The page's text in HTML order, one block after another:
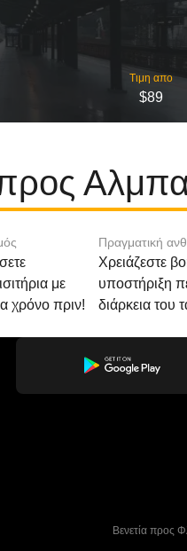
Τιμη απο
$89
με
χρόνο πριν!
Πραγματική
Χρειάζεστε
υποστήριξη
διάρκεια του
Βενετία προς